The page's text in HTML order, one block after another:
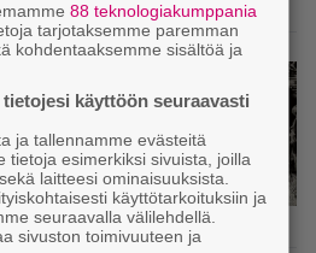
edellisen
voi
Vai
88 teknologiakumppania
tarjotaksemme paremman
kohdentaaksemme sisältöä ja
käyttöön seuraavasti
ja tallennamme evästeitä
tietoja esimerkiksi sivuista, joilla
laitteesi ominaisuuksista.
käyttötarkoituksiin ja
seuraavalla välilehdellä.
sivuston toimivuuteen ja